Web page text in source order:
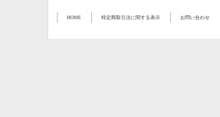
HOME 特定商取引法に関する表示 お問い合わせ